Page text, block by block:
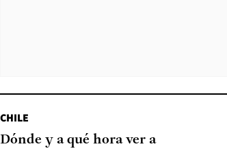
CHILE
Dónde y a qué hora ver a